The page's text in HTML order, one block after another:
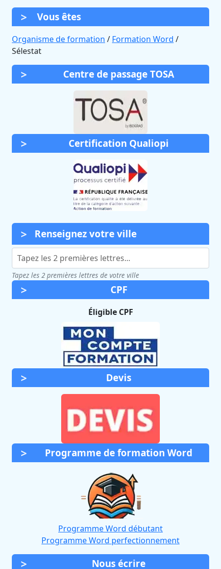
Vous êtes
Organisme de formation / Formation Word /
Sélestat
Centre de passage TOSA
Certification Qualiopi
Renseignez votre ville
Tapez les 2 premières lettres de votre ville
CPF
Éligible CPF
Devis
Programme de formation Word
Programme Word débutant
Programme Word perfectionnement
Nous écrire